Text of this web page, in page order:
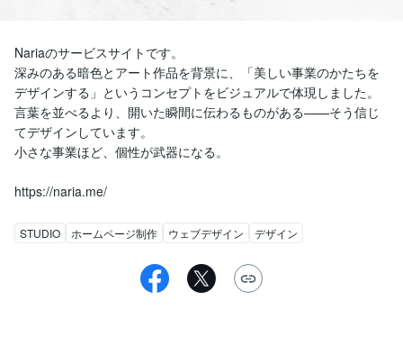
Nariaのサービスサイトです。
深みのある暗色とアート作品を背景に、「美しい事業のかたちを
デザインする」というコンセプトをビジュアルで体現しました。
言葉を並べるより、開いた瞬間に伝わるものがある——そう信じ
てデザインしています。
小さな事業ほど、個性が武器になる。
https://naria.me/
STUDIO ホームページ制作 ウェブデザイン デザイン